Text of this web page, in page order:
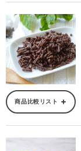
商品比較リスト